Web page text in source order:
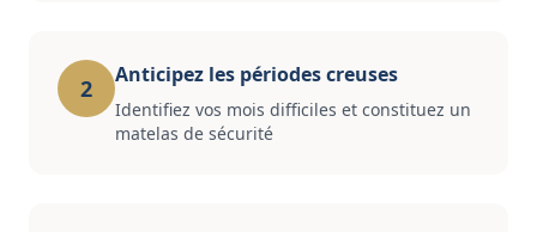
2 Anticipez les périodes creuses
Identifiez vos mois difficiles et constituez un
matelas de sécurité